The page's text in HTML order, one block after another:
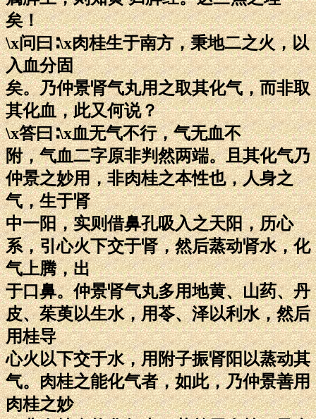
矣！
\x问曰∶\x肉桂生于南方，秉地二之火，以
入血分固
矣。乃仲景肾气丸用之取其化气，而非取
其化血，此又何说？
\x答曰∶\x血无气不行，气无血不
附，气血二字原非判然两端。且其化气乃
仲景之妙用，非肉桂之本性也，人身之
气，生于肾
中一阳，实则借鼻孔吸入之天阳，历心
系，引心火下交于肾，然后蒸动肾水，化
气上腾，出
于口鼻。仲景肾气丸多用地黄、山药、丹
皮、茱萸以生水，用苓、泽以利水，然后
用桂导
心火以下交于水，用附子振肾阳以蒸动其
气。肉桂之能化气者，如此，乃仲景善用
肉桂之妙